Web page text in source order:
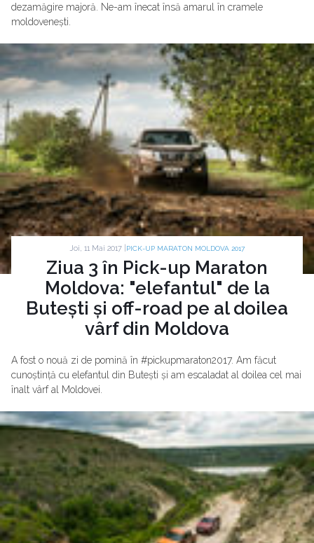
dezamăgire majoră. Ne-am înecat însă amarul în cramele
moldovenești.
Joi, 11 Mai 2017 | PICK-UP MARATON MOLDOVA 2017
Ziua 3 în Pick-up Maraton
Moldova: "elefantul" de la
Butești și off-road pe al doilea
vârf din Moldova
A fost o nouă zi de pomină în #pickupmaraton2017. Am făcut
cunoștință cu elefantul din Butești și am escaladat al doilea cel mai
înalt vârf al Moldovei.